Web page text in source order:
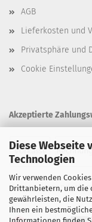
Diese Webseite
Technologien
Wir verwenden
Drittanbietern, um die
gewährleisten, die
Ihnen ein
Informationen finden
AGB
Lieferkosten und
Privatsphäre und
Cookie
Akzeptierte
Unsere Versandarten: